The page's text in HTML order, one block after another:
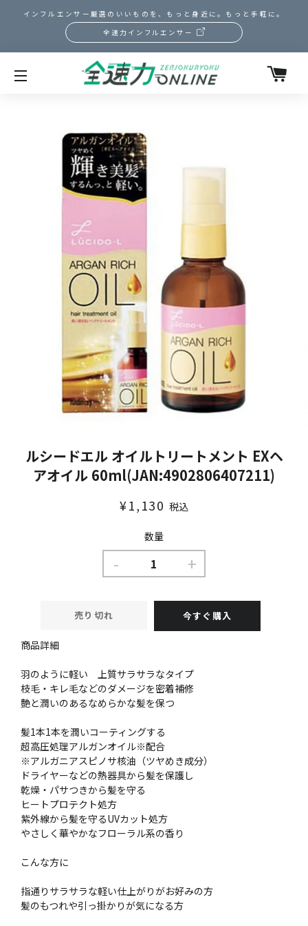
インフルエンサー厳選のいいものを、もっと身近に。もっと手軽に。
全速力インフルエンサー
ルシードエル オイルトリートメント EXヘ
アオイル 60ml(JAN:4902806407211)
通
販
¥1,130 税込
数量
- +
売り切れ 今すぐ購入
商品詳細
羽のように軽い 上質サラサラなタイプ
枝毛・キレ毛などのダメージを密着補修
艶と潤いのあるなめらかな髪を保つ
髪1本1本を潤いコーティングする
超高圧処理アルガンオイル※配合
※アルガニアスピノサ核油（ツヤめき成分）
ドライヤーなどの熱器具から髪を保護し
乾燥・パサつきから髪を守る
ヒートプロテクト処方
紫外線から髪を守るUVカット処方
やさしく華やかなフローラル系の香り
こんな方に
指通りサラサラな軽い仕上がりがお好みの方
髪のもつれや引っ掛かりが気になる方